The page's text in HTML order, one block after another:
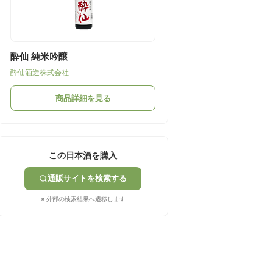
酔仙 純米吟醸
酔仙酒造株式会社
商品詳細を見る
この日本酒を購入
通販サイトを検索する
※ 外部の検索結果へ遷移します